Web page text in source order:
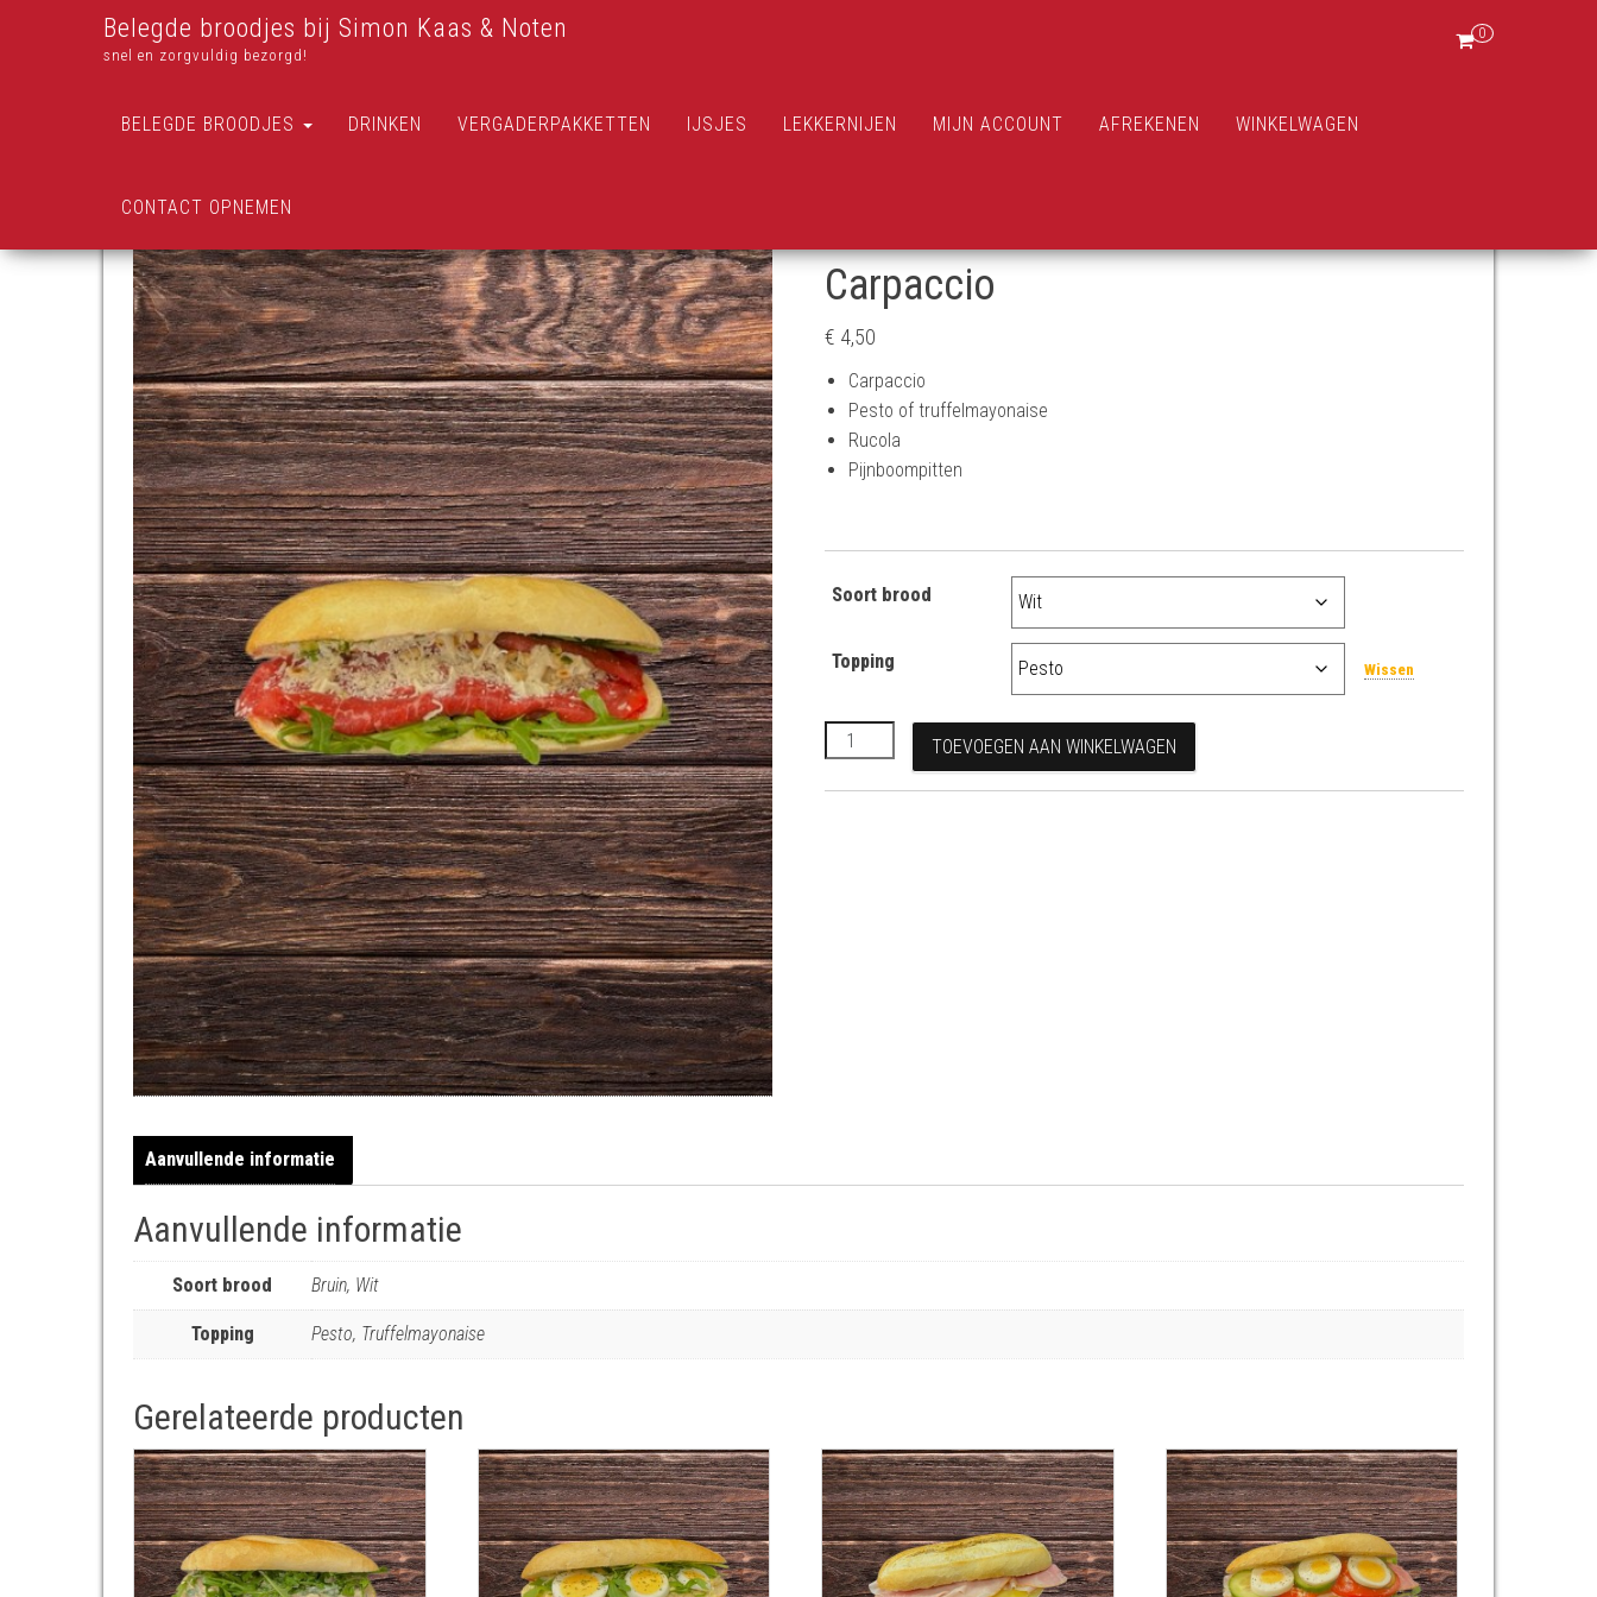
Belegde broodjes bij Simon Kaas & Noten
snel en zorgvuldig bezorgd!
0
BELEGDE BROODJES DRINKEN VERGADERPAKKETTEN IJSJES LEKKERNIJEN MIJN ACCOUNT AFREKENEN WINKELWAGEN
CONTACT OPNEMEN
Carpaccio
€ 4,50
Carpaccio
Pesto of truffelmayonaise
Rucola
Pijnboompitten
Soort brood
Topping Wissen
Carpaccio aantal
TOEVOEGEN AAN WINKELWAGEN
Aanvullende informatie
Aanvullende informatie
Soort brood Bruin, Wit
Topping Pesto, Truffelmayonaise
Gerelateerde producten